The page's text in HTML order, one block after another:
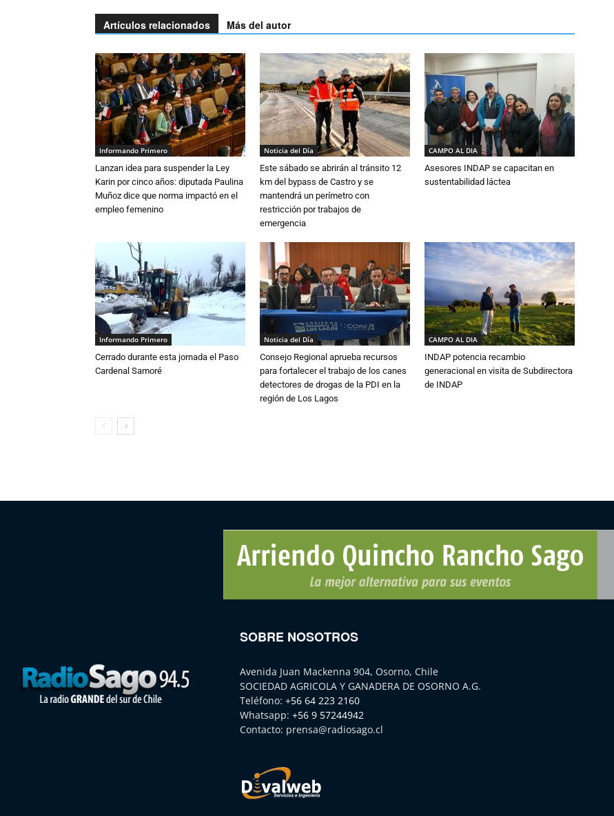
Artículos relacionados Más del autor
Informando Primero
Lanzan idea para suspender la Ley
Karin por cinco años: diputada Paulina
Muñoz dice que norma impactó en el
empleo femenino
Noticia del Día
Este sábado se abrirán al tránsito 12
km del bypass de Castro y se
mantendrá un perímetro con
restricción por trabajos de
emergencia
CAMPO AL DIA
Asesores INDAP se capacitan en
sustentabilidad láctea
Informando Primero
Cerrado durante esta jornada el Paso
Cardenal Samoré
Noticia del Día
Consejo Regional aprueba recursos
para fortalecer el trabajo de los canes
detectores de drogas de la PDI en la
región de Los Lagos
CAMPO AL DIA
INDAP potencia recambio
generacional en visita de Subdirectora
de INDAP
SOBRE NOSOTROS
Avenida Juan Mackenna 904, Osorno, Chile
SOCIEDAD AGRICOLA Y GANADERA DE OSORNO A.G.
Teléfono: +56 64 223 2160
Whatsapp: +56 9 57244942
Contacto: prensa@radiosago.cl